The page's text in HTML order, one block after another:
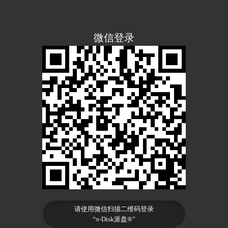
微信登录
请使用微信扫描二维码登录
“π-Disk派盘®”